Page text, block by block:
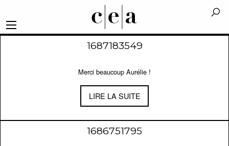
1687183549
Merci beaucoup Aurélie !
LIRE LA SUITE
1686751795